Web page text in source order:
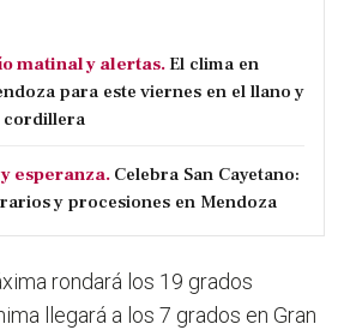
matinal y alertas. El clima en
para este viernes en el llano y
cordillera
y esperanza. Celebra San Cayetano:
y procesiones en Mendoza
rondará los 19 grados
llegará a los 7 grados en Gran